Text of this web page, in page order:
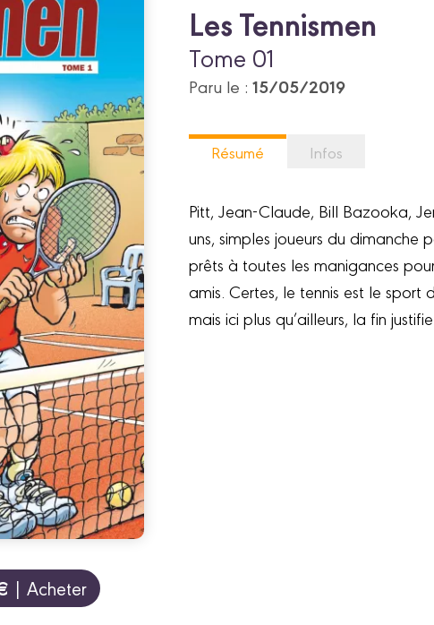
| Acheter
Les Tennismen
Tome 01
Paru le : 15/05/2019
Résumé Infos
Pitt, Jean-Claude, Bill Bazooka,
uns, simples joueurs du dimanche
prêts à toutes les manigances
amis. Certes, le tennis est le
mais ici plus qu’ailleurs, la fin justifie